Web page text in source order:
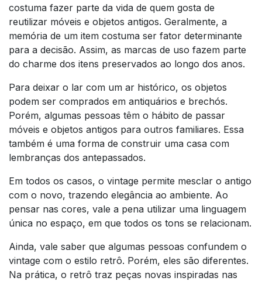
costuma fazer parte da vida de quem gosta de
reutilizar móveis e objetos antigos. Geralmente, a
memória de um item costuma ser fator determinante
para a decisão. Assim, as marcas de uso fazem parte
do charme dos itens preservados ao longo dos anos.
Para deixar o lar com um ar histórico, os objetos
podem ser comprados em antiquários e brechós.
Porém, algumas pessoas têm o hábito de passar
móveis e objetos antigos para outros familiares. Essa
também é uma forma de construir uma casa com
lembranças dos antepassados.
Em todos os casos, o vintage permite mesclar o antigo
com o novo, trazendo elegância ao ambiente. Ao
pensar nas cores, vale a pena utilizar uma linguagem
única no espaço, em que todos os tons se relacionam.
Ainda, vale saber que algumas pessoas confundem o
vintage com o estilo retrô. Porém, eles são diferentes.
Na prática, o retrô traz peças novas inspiradas nas